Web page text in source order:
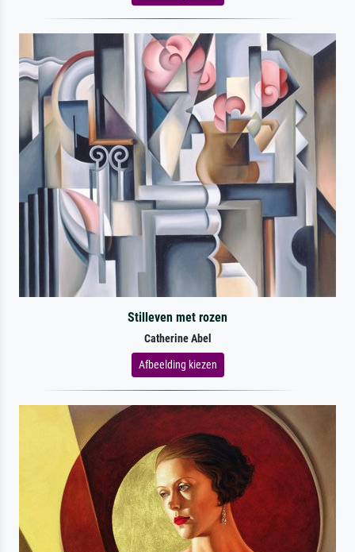
Stilleven met rozen
Catherine Abel
Afbeelding kiezen